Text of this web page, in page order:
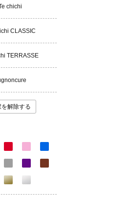
chichi
CLASSIC
TERRASSE
を解除する